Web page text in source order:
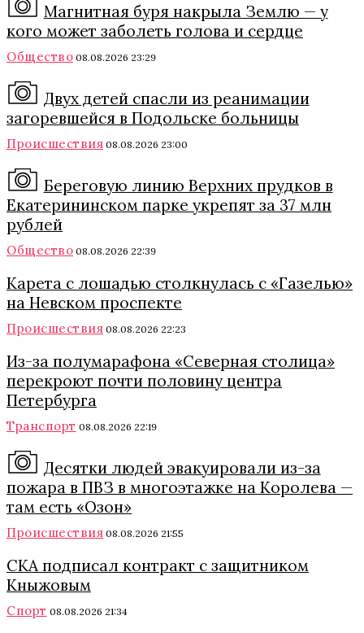
Магнитная буря накрыла Землю — у
кого может заболеть голова и сердце
Общество 08.08.2026 23:29
Двух детей спасли из реанимации
загоревшейся в Подольске больницы
Происшествия 08.08.2026 23:00
Береговую линию Верхних прудков в
Екатерининском парке укрепят за 37 млн
рублей
Общество 08.08.2026 22:39
Карета с лошадью столкнулась с «Газелью»
на Невском проспекте
Происшествия 08.08.2026 22:23
Из-за полумарафона «Северная столица»
перекроют почти половину центра
Петербурга
Транспорт 08.08.2026 22:19
Десятки людей эвакуировали из-за
пожара в ПВЗ в многоэтажке на Королева —
там есть «Озон»
Происшествия 08.08.2026 21:55
СКА подписал контракт с защитником
Кныжовым
Спорт 08.08.2026 21:34